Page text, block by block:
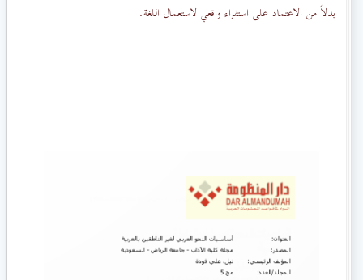
بدلاً من الاعتماد على استقراء واقعي لاستعمال اللغة.